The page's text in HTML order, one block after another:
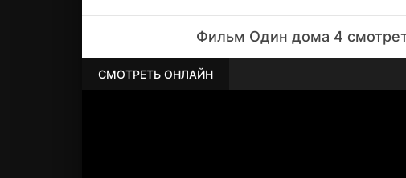
Фильм Один дома 4
СМОТРЕТЬ ОНЛАЙН